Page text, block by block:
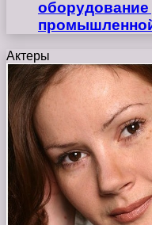
оборудование
Актеры